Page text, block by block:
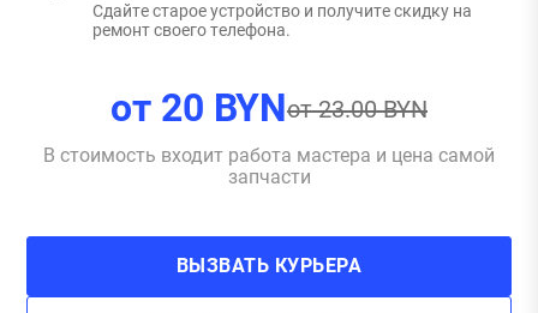
Сдайте старое устройство и получите скидку на
ремонт своего телефона.
от 20 BYNот23.00BYN
В стоимость входит работа мастера и цена самой
запчасти
ВЫЗВАТЬ КУРЬЕРА